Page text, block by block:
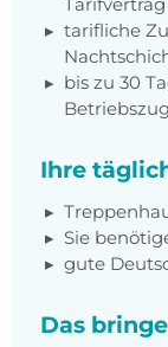
Tarifvertrag
tarifliche
bis zu 30
Ihre
Sie
gute
Das